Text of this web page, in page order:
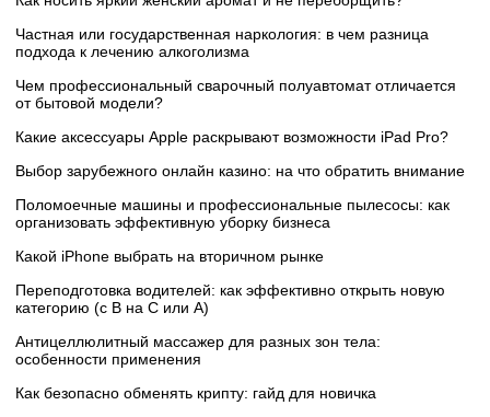
Частная или государственная наркология: в чем разница
подхода к лечению алкоголизма
Чем профессиональный сварочный полуавтомат отличается
от бытовой модели?
Какие аксессуары Apple раскрывают возможности iPad Pro?
Выбор зарубежного онлайн казино: на что обратить внимание
Поломоечные машины и профессиональные пылесосы: как
организовать эффективную уборку бизнеса
Какой iPhone выбрать на вторичном рынке
Переподготовка водителей: как эффективно открыть новую
категорию (с B на C или А)
Антицеллюлитный массажер для разных зон тела:
особенности применения
Как безопасно обменять крипту: гайд для новичка